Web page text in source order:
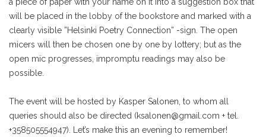
will be placed in the lobby of the bookstore and marked with a
clearly visible ”Helsinki Poetry Connection” -sign. The open
micers will then be chosen one by one by lottery; but as the
open mic progresses, impromptu readings may also be
possible.
The event will be hosted by Kasper Salonen, to whom all
queries should also be directed (ksalonen@gmail.com + tel.
+358505554947). Let’s make this an evening to remember!